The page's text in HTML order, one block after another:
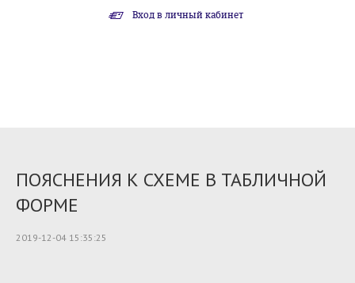
Вход в личный кабинет
ПОЯСНЕНИЯ К СХЕМЕ В ТАБЛИЧНОЙ
ФОРМЕ
2019-12-04 15:35:25